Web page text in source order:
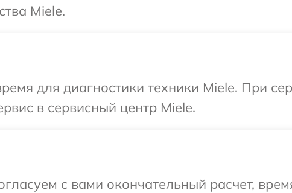
Miele.
для диагностики техники Miele. При
в сервисный центр Miele.
с вами окончательный расчет,